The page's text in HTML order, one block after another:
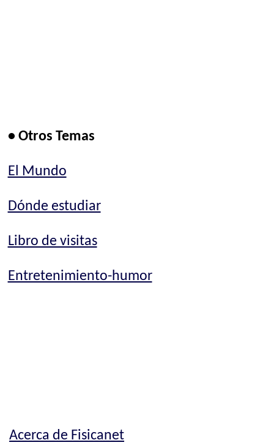
• Otros Temas
El Mundo
Dónde estudiar
Libro de visitas
Entretenimiento-humor
Acerca de Fisicanet